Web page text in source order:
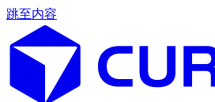
跳至内容